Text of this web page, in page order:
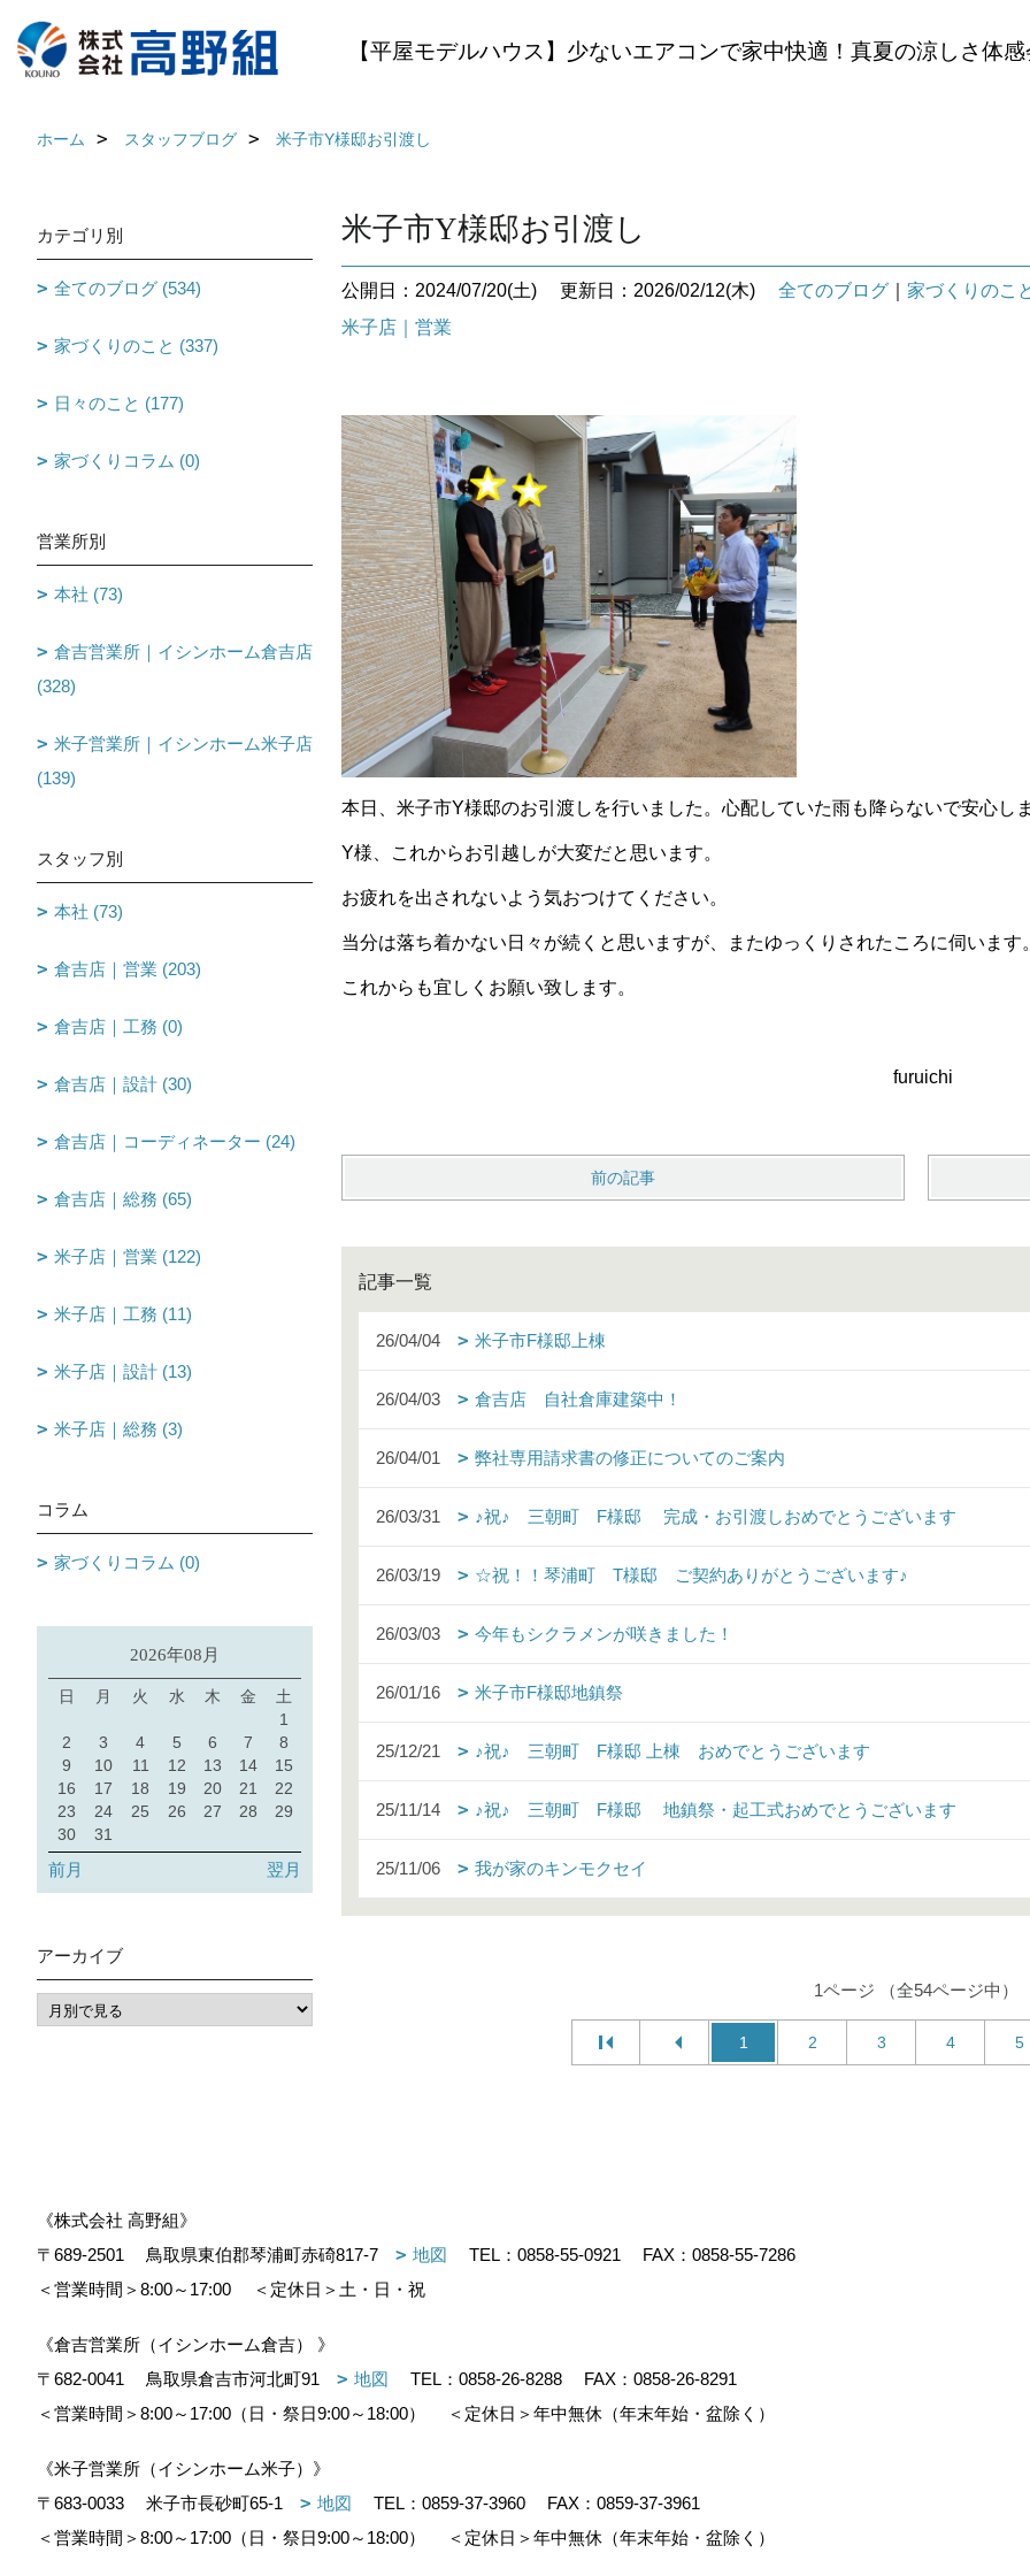
【平屋モデルハウス】少ないエアコンで家中快適！真夏の涼しさ体感
ホーム スタッフブログ 米子市Y様邸お引渡し
米子市Y様邸お引渡し
公開日：2024/07/20(土) 更新日：2026/02/12(木) 全てのブログ
家づくりのこ
米子店｜営業
本日、米子市Y様邸のお引渡しを行いました。心配していた雨も降らないで安心し
Y様、これからお引越しが大変だと思います。
お疲れを出されないよう気おつけてください。
当分は落ち着かない日々が続くと思いますが、またゆっくりされたころに伺います
これからも宜しくお願い致します。
furuichi
前の記事
記事一覧
26/04/04 米子市F様邸上棟
26/04/03 倉吉店 自社倉庫建築中！
26/04/01 弊社専用請求書の修正についてのご案内
26/03/31 ♪祝♪ 三朝町 F様邸 完成・お引渡しおめでとうございます
26/03/19 ☆祝！！琴浦町 T様邸 ご契約ありがとうございます♪
26/03/03 今年もシクラメンが咲きました！
26/01/16 米子市F様邸地鎮祭
25/12/21 ♪祝♪ 三朝町 F様邸 上棟 おめでとうございます
25/11/14 ♪祝♪ 三朝町 F様邸 地鎮祭・起工式おめでとうございます
25/11/06 我が家のキンモクセイ
1ページ （全54ページ中）
1 2 3 4 5
カテゴリ別
全てのブログ (534)
家づくりのこと (337)
日々のこと (177)
家づくりコラム (0)
営業所別
本社 (73)
倉吉営業所｜イシンホーム倉吉店
(328)
米子営業所｜イシンホーム米子店
(139)
スタッフ別
本社 (73)
倉吉店｜営業 (203)
倉吉店｜工務 (0)
倉吉店｜設計 (30)
倉吉店｜コーディネーター (24)
倉吉店｜総務 (65)
米子店｜営業 (122)
米子店｜工務 (11)
米子店｜設計 (13)
米子店｜総務 (3)
コラム
家づくりコラム (0)
2026年08月
日 月 火 水 木 金
土
1
2
3 4 5 6 7
8
9
10 11 12 13 14
15
16
17 18 19 20 21
22
23
24 25 26 27 28
29
30
31
前月 翌月
アーカイブ
《株式会社 高野組》
〒689-2501
鳥取県東伯郡琴浦町赤碕817-7 地図 TEL： 0858-55-0921
FAX：0858-55-7286
＜営業時間＞8:00～17:00
＜定休日＞土・日・祝
《倉吉営業所（イシンホーム倉吉） 》
〒682-0041
鳥取県倉吉市河北町91 地図 TEL： 0858-26-8288
FAX：0858-26-8291
＜営業時間＞8:00～17:00（日・祭日9:00～18:00）
＜定休日＞年中無休（年末年始・盆除く）
《米子営業所（イシンホーム米子）》
〒683-0033
米子市長砂町65-1 地図 TEL： 0859-37-3960
FAX：0859-37-3961
＜営業時間＞8:00～17:00（日・祭日9:00～18:00）
＜定休日＞年中無休（年末年始・盆除く）